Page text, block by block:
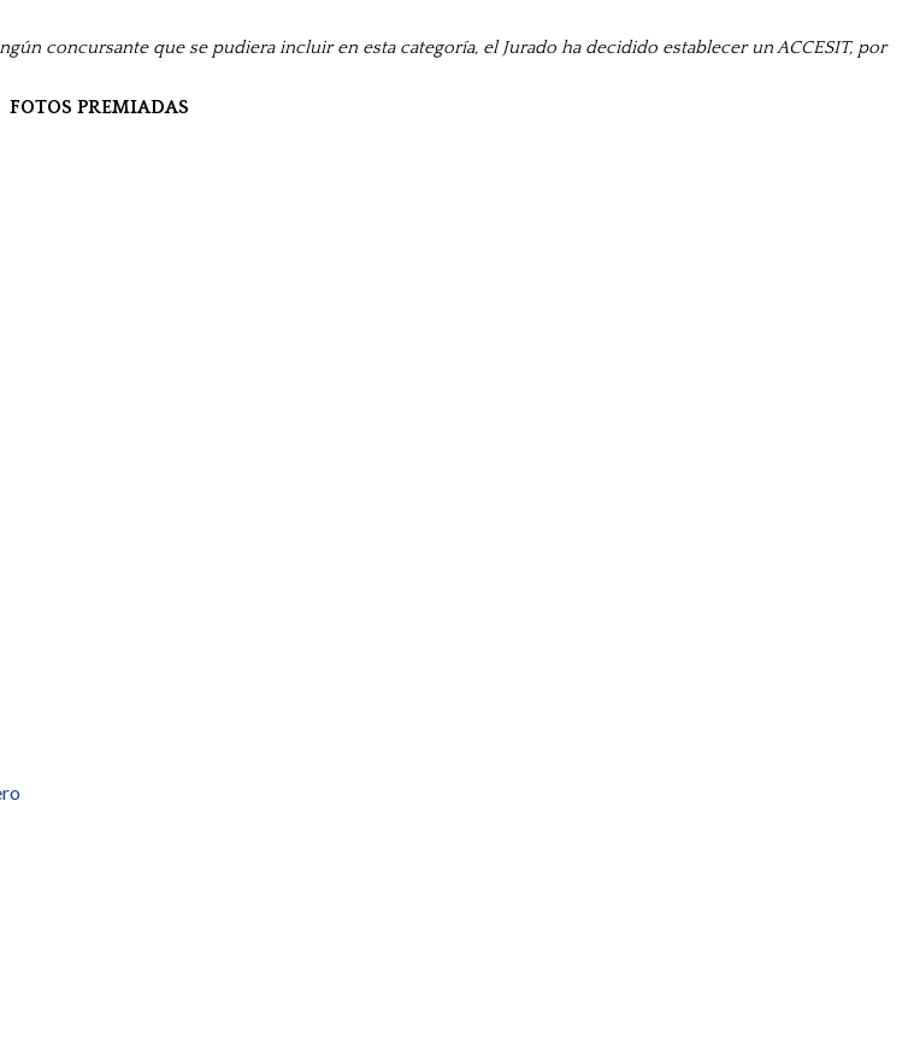
concursante que se pudiera incluir en esta categoría, el Jurado ha decidido establecer un ACCESIT, por
FOTOS PREMIADAS